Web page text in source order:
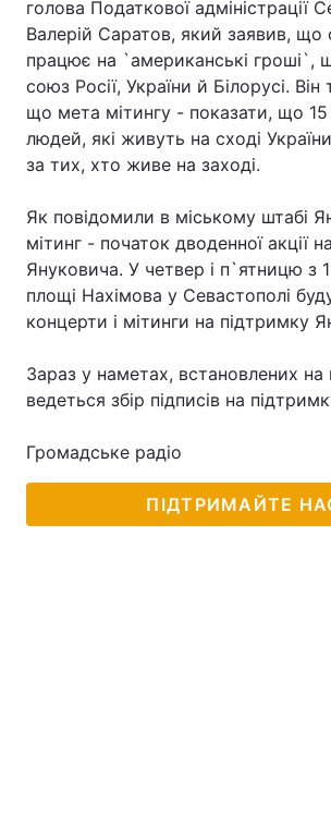
Україна Політика
Економіка Світ
Спорт Наука
Техно і зв'язок Лайт
голова Податкової адміністрації
Валерій Саратов, який заявив, що
працює на `американські гроші`,
союз Росії, України й Білорусі.
що мета мітингу - показати, що 15
людей, які живуть на сході
за тих, хто живе на заході.
Як повідомили в міському штабі
мітинг - початок дводенної акції
Януковича. У четвер і п`ятницю з
площі Нахімова у Севастополі
концерти і мітинги на підтримку
Зараз у наметах, встановлених на
ведеться збір підписів на
Громадське радіо
ПІДТРИМАЙТЕ